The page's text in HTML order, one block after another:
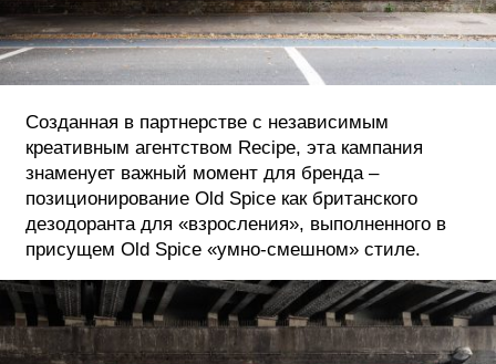
Созданная в партнерстве с независимым
креативным агентством Recipe, эта кампания
знаменует важный момент для бренда –
позиционирование Old Spice как британского
дезодоранта для «взросления», выполненного в
присущем Old Spice «умно-смешном» стиле.